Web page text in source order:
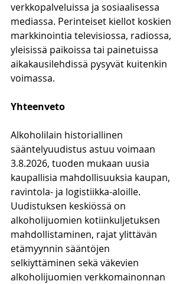
verkkopalveluissa ja sosiaalisessa
mediassa. Perinteiset kiellot koskien
markkinointia televisiossa, radiossa,
yleisissä paikoissa tai painetuissa
aikakausilehdissä pysyvät kuitenkin
voimassa.
Yhteenveto
Alkoholilain historiallinen
sääntelyuudistus astuu voimaan
3.8.2026, tuoden mukaan uusia
kaupallisia mahdollisuuksia kaupan,
ravintola- ja logistiikka-aloille.
Uudistuksen keskiössä on
alkoholijuomien kotiinkuljetuksen
mahdollistaminen, rajat ylittävän
etämyynnin sääntöjen
selkiyttäminen sekä väkevien
alkoholijuomien verkkomainonnan